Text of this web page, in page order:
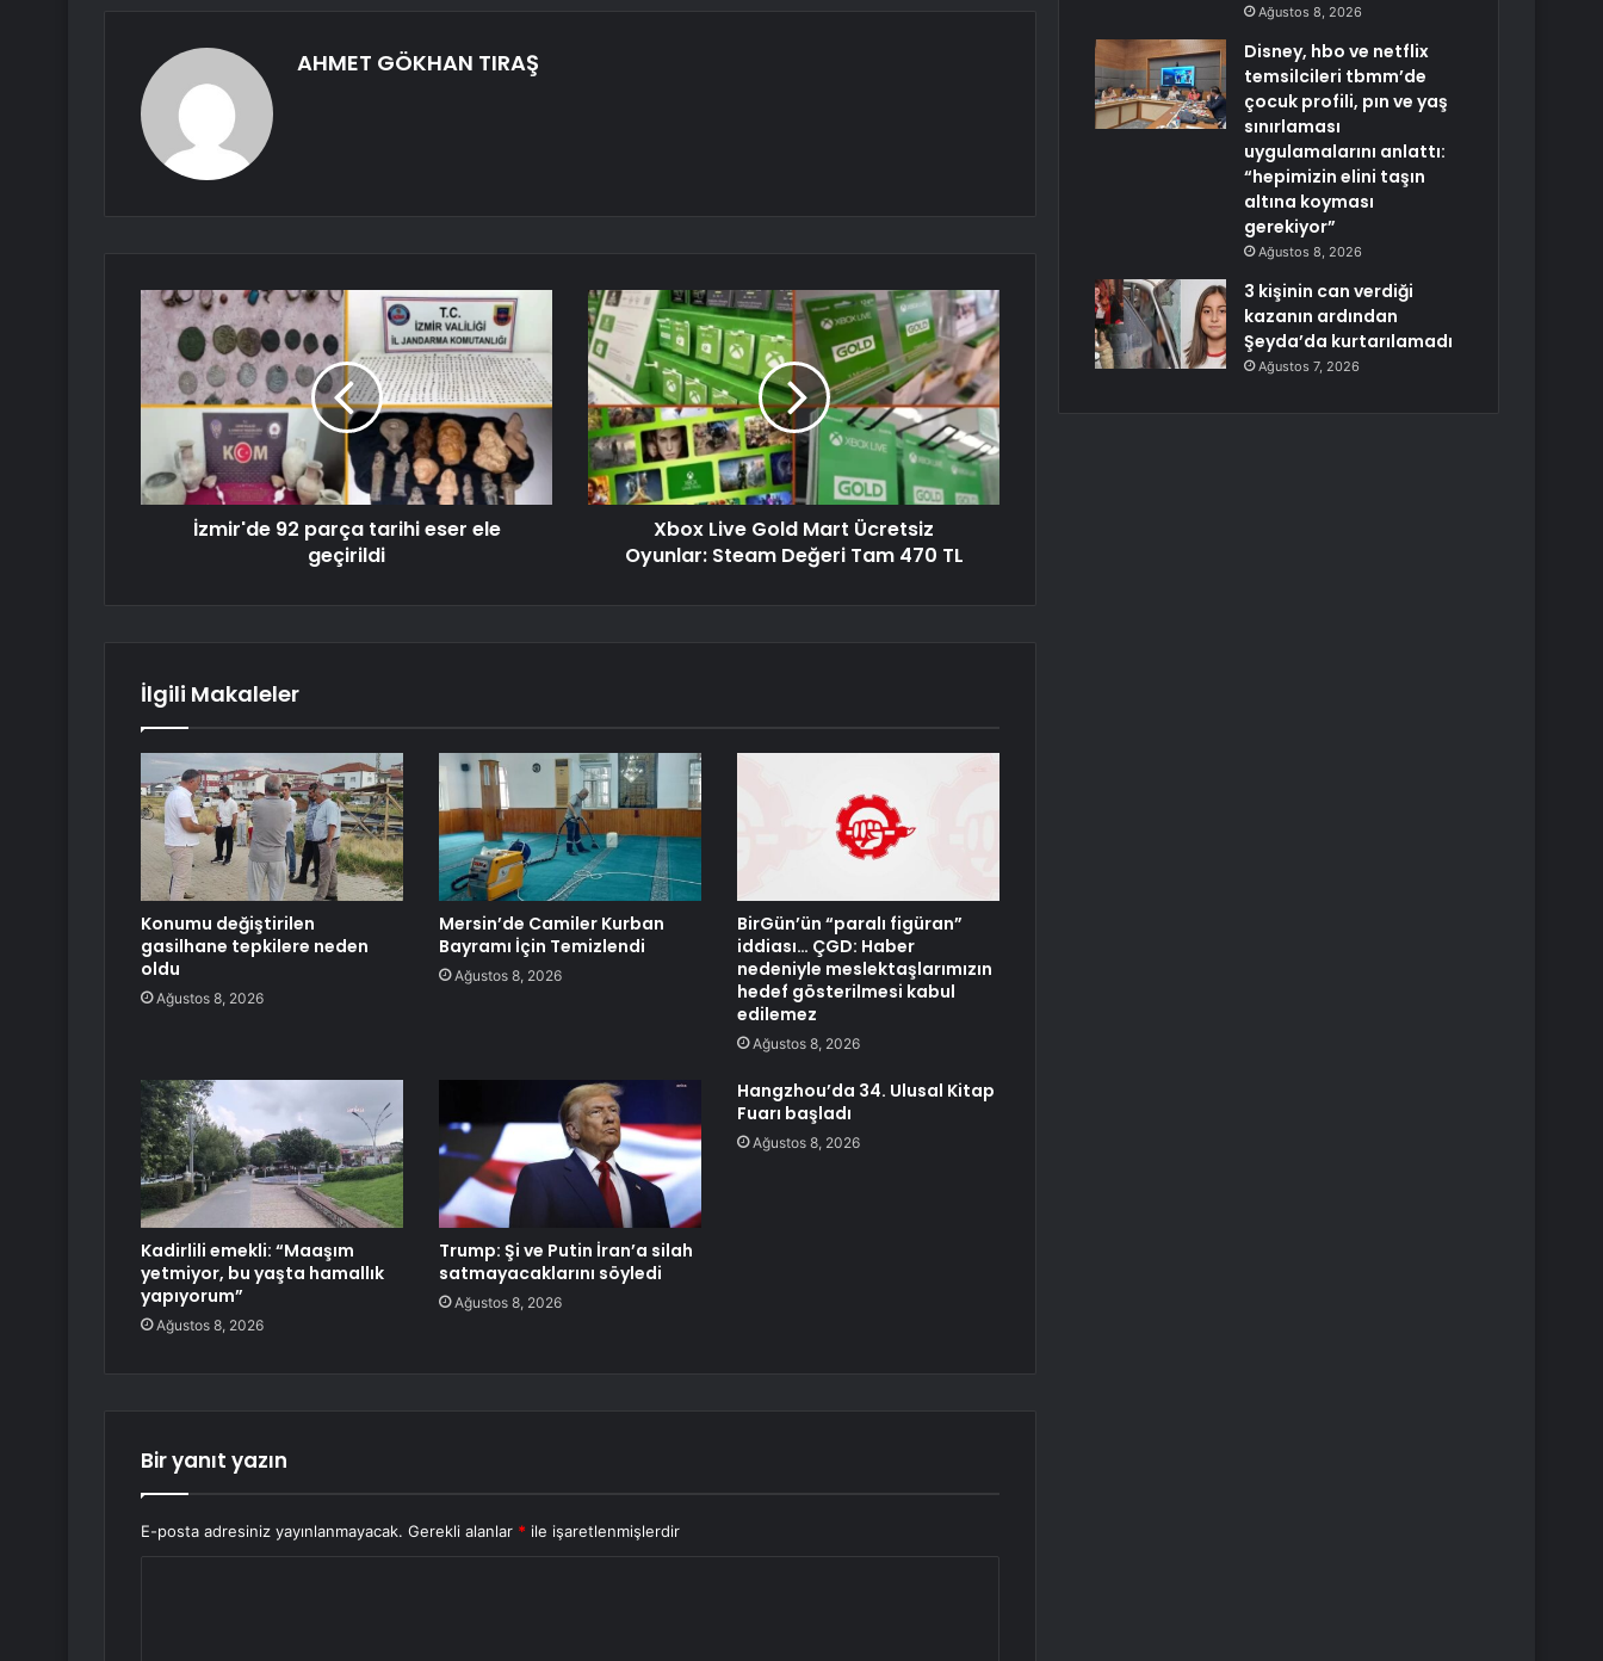
AHMET GÖKHAN TIRAŞ
İzmir'de 92 parça tarihi eser ele
geçirildi
Xbox Live Gold Mart Ücretsiz
Oyunlar: Steam Değeri Tam 470 TL
İlgili Makaleler
Konumu değiştirilen
gasilhane tepkilere neden
oldu
Ağustos 8, 2026
Mersin’de Camiler Kurban
Bayramı İçin Temizlendi
Ağustos 8, 2026
BirGün’ün “paralı figüran”
iddiası… ÇGD: Haber
nedeniyle meslektaşlarımızın
hedef gösterilmesi kabul
edilemez
Ağustos 8, 2026
Kadirlili emekli: “Maaşım
yetmiyor, bu yaşta hamallık
yapıyorum”
Ağustos 8, 2026
Trump: Şi ve Putin İran’a silah
satmayacaklarını söyledi
Ağustos 8, 2026
Hangzhou’da 34. Ulusal Kitap
Fuarı başladı
Ağustos 8, 2026
Bir yanıt yazın
E-posta adresiniz yayınlanmayacak. Gerekli alanlar * ile işaretlenmişlerdir
Ağustos 8, 2026
Disney, hbo ve netflix
temsilcileri tbmm’de
çocuk profili, pın ve yaş
sınırlaması
uygulamalarını anlattı:
“hepimizin elini taşın
altına koyması
gerekiyor”
Ağustos 8, 2026
3 kişinin can verdiği
kazanın ardından
Şeyda’da kurtarılamadı
Ağustos 7, 2026